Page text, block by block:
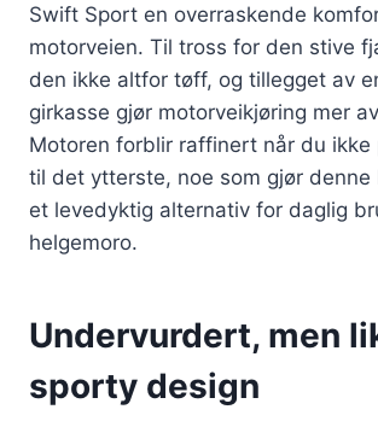
Swift Sport en overraskende
motorveien. Til tross for den stive
den ikke altfor tøff, og tillegget av
girkasse gjør motorveikjøring mer
Motoren forblir raffinert når du ikke
til det ytterste, noe som gjør denne
et levedyktig alternativ for daglig
helgemoro.
Undervurdert, men
sporty design